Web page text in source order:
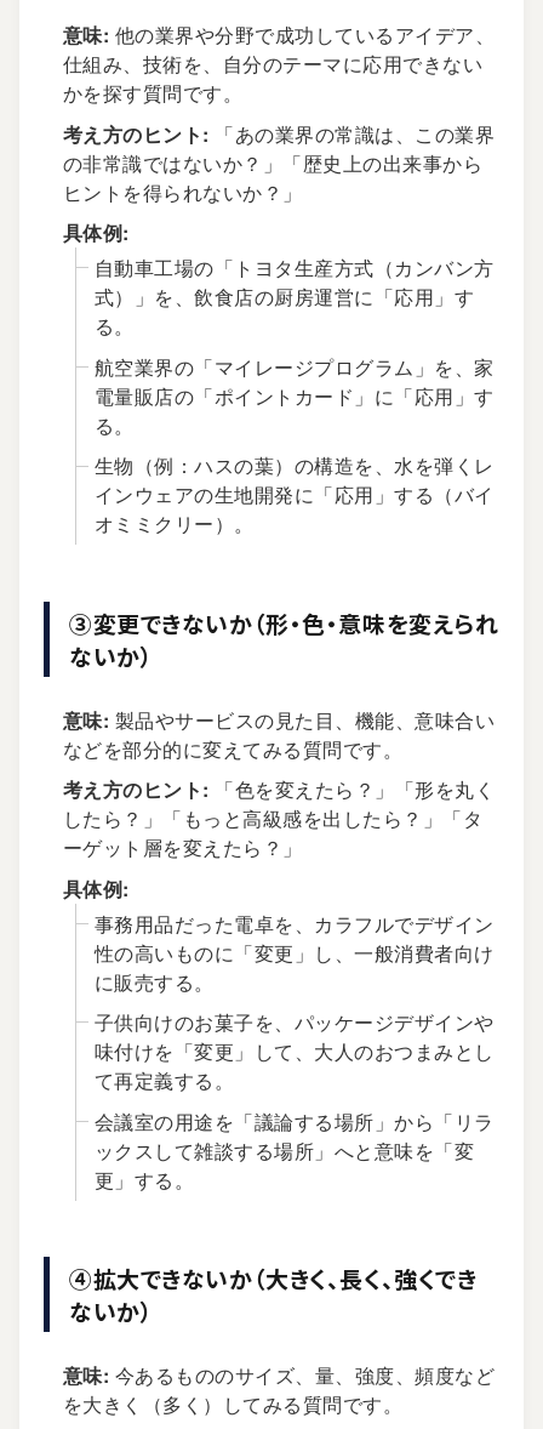
意味: 他の業界や分野で成功しているアイデア、
仕組み、技術を、自分のテーマに応用できない
かを探す質問です。
考え方のヒント: 「あの業界の常識は、この業界
の非常識ではないか？」「歴史上の出来事から
ヒントを得られないか？」
具体例:
自動車工場の「トヨタ生産方式（カンバン方
式）」を、飲食店の厨房運営に「応用」す
る。
航空業界の「マイレージプログラム」を、家
電量販店の「ポイントカード」に「応用」す
る。
生物（例：ハスの葉）の構造を、水を弾くレ
インウェアの生地開発に「応用」する（バイ
オミミクリー）。
③変更できないか（形・色・意味を変えられ
ないか）
意味: 製品やサービスの見た目、機能、意味合い
などを部分的に変えてみる質問です。
考え方のヒント: 「色を変えたら？」「形を丸く
したら？」「もっと高級感を出したら？」「タ
ーゲット層を変えたら？」
具体例:
事務用品だった電卓を、カラフルでデザイン
性の高いものに「変更」し、一般消費者向け
に販売する。
子供向けのお菓子を、パッケージデザインや
味付けを「変更」して、大人のおつまみとし
て再定義する。
会議室の用途を「議論する場所」から「リラ
ックスして雑談する場所」へと意味を「変
更」する。
④拡大できないか（大きく、長く、強くでき
ないか）
意味: 今あるもののサイズ、量、強度、頻度など
を大きく（多く）してみる質問です。